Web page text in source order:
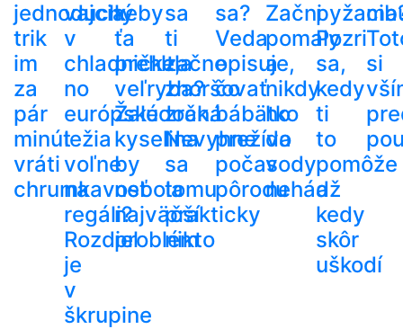
jednoduchý
trik
im
za
pár
minút
vráti
chrumkavosť
vajcia
v
chladničke,
no
európske
ležia
voľne
na
regáli?
Rozdiel
je
v
škrupine
keby
ťa
prehltla
veľryba?
Žalúdočná
kyselina
by
nebola
najväčší
problém
sa
ti
začne
zhoršovať
zrak.
Nevyhne
sa
tomu
prakticky
nikto
sa?
Veda
opisuje,
čo
bábätko
prežíva
počas
pôrodu
Začni
pomaly
a
nikdy
ho
do
vody
nehádž
Pozri
sa,
kedy
ti
to
pomôže
a
kedy
skôr
uškodí
si